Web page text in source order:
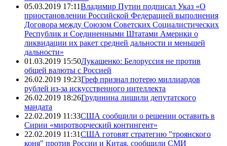
05.03.2019 17:11Владимир Путин подписал Указ «О
приостановлении Российской Федерацией выполнения
Договора между Союзом Советских Социалистических
Республик и Соединенными Штатами Америки о
ликвидации их ракет средней дальности и меньшей
дальности»
01.03.2019 15:50Лукашенко: Белоруссия не против
общей валюты с Россией
26.02.2019 19:23Греф признал потерю миллиардов
рублей из-за искусственного интеллекта
26.02.2019 18:26Грудинина лишили депутатского
мандата
22.02.2019 11:33США сообщили о решении оставить в
Сирии «миротворческий контингент»
22.02.2019 11:31США готовят стратегию "троянского
коня" против России и Китая, сообщили СМИ